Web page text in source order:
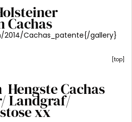
Cachas
2014/Cachas_patente{/gallery}
top
Cachas
Landgraf/
xx